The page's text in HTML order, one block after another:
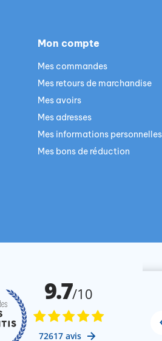
Mon compte
Mes commandes
Mes retours de marchandise
Mes avoirs
Mes adresses
Mes informations personnelles
Mes bons de réduction